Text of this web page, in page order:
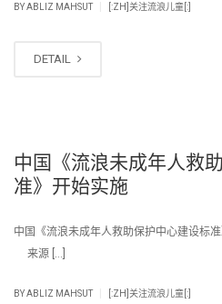
BYABLIZ MAHSUT [:ZH]关注流浪儿童[:]
DETAIL
中国《流浪未成年人救
准》开始实施
中国《流浪未成年人救助保护中心建设标
来源 […]
BYABLIZ MAHSUT [:ZH]关注流浪儿童[:]